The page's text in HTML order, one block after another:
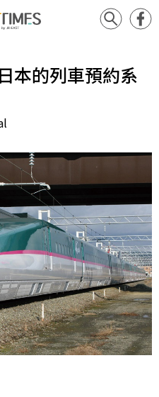
本的列車預約系